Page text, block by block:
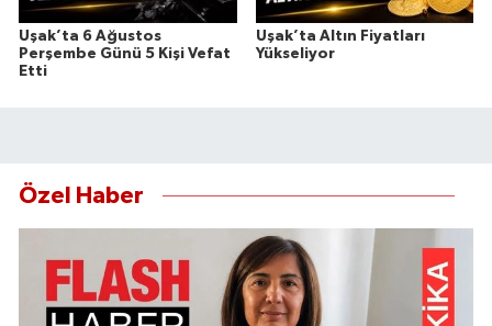
Uşak’ta 6 Ağustos
Perşembe Günü 5 Kişi Vefat
Etti
Uşak’ta Altın Fiyatları
Yükseliyor
Özel Haber